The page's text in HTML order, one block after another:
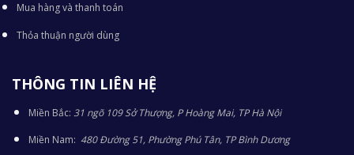
Mua hàng và thanh toán
Thỏa thuận người dùng
THÔNG TIN LIÊN HỆ
Miền Bắc: 31 ngõ 109 Sở Thượng, P Hoàng Mai, TP Hà Nội
Miền Nam: 480 Đường 51, Phường Phú Tân, TP Bình Dương